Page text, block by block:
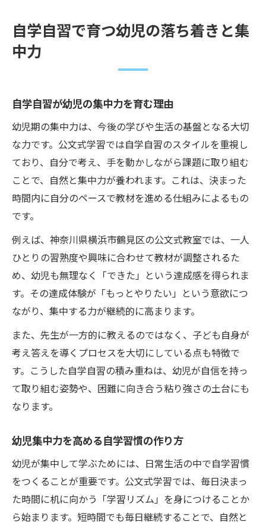
自学自習で育つ幼児の落ち着きと集
中力
自学自習が幼児の集中力を育む理由
幼児期の集中力は、今後の学びや生活の基盤となる大切
な力です。公文式学習では自学自習のスタイルを重視し
ており、自分で考え、手を動かしながら課題に取り組む
ことで、自然と集中力が養われます。これは、決まった
時間内に自分のペースで教材を進める仕組みによるもの
です。
例えば、神奈川県横浜市鶴見区の公文式教室では、一人
ひとりの習熟度や興味に合わせて教材が調整されるた
め、幼児も無理なく「できた」という達成感を得られま
す。その達成体験が「もっとやりたい」という意欲につ
ながり、集中する力が継続的に高まります。
また、先生が一方的に教えるのではなく、子ども自身が
考え答えを導くプロセスを大切にしている点も特徴で
す。こうした自学自習の積み重ねは、幼児が自信を持っ
て取り組む姿勢や、困難に向き合う粘り強さの土台にも
なります。
幼児集中力を高める自学習慣の作り方
幼児が集中して学ぶためには、日常生活の中で自学習慣
をつくることが重要です。公文式学習では、毎日決まっ
た時間に机に向かう「学習リズム」を身につけることか
ら始まります。短時間でも毎日継続することで、自然と